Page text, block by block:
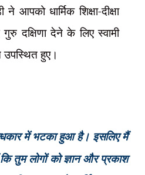
ने आपको धार्मिक शिक्षा-दीक्षा
दक्षिणा देने के लिए स्वामी
उपस्थित हुए।
में भटका हुआ है। इसलिए मैं
तुम लोगों को ज्ञान और प्रकाश